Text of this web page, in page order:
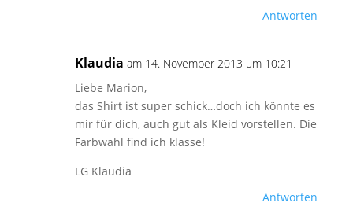
Antworten
Klaudia am 14. November 2013 um 10:21
Liebe Marion,
das Shirt ist super schick…doch ich könnte es
mir für dich, auch gut als Kleid vorstellen. Die
Farbwahl find ich klasse!
LG Klaudia
Antworten